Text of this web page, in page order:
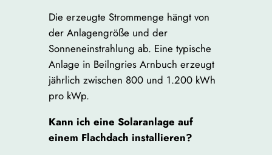
Die erzeugte Strommenge hängt von
der Anlagengröße und der
Sonneneinstrahlung ab. Eine typische
Anlage in Beilngries Arnbuch erzeugt
jährlich zwischen 800 und 1.200 kWh
pro kWp.
Kann ich eine Solaranlage auf
einem Flachdach installieren?